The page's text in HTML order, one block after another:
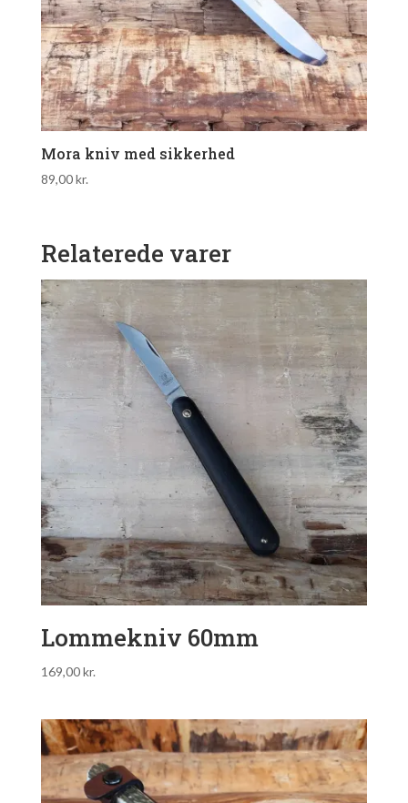
Mora kniv med sikkerhed
89,00kr.
Relaterede varer
Lommekniv 60mm
169,00kr.